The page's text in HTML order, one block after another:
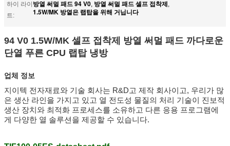
하이 라이
트:
방열 써멀 패드 94 V0, 방열 써멀 패드 셀프 접착제,
1.5W/MK 방열은 랩탑을 위해 거닙니다
94 V0 1.5W/MK 셀프 접착제 방열 써멀 패드 까다로운
단열 푸른 CPU 랩탑 냉방
업체 정보
지이텍 전자재료와 기술 회사는 R&D고 제작 회사이고, 우리가 많
은 생산 라인을 가지고 있고 열 전도성 물질의 처리 기술이 진보적
생산 장치와 최적화 프로세스를 소유하고 다른 응용 프로그램에
게 다양한 열 솔루션을 제공할 수 있습니다.